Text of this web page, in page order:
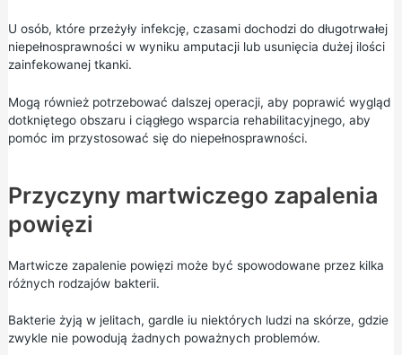
U osób, które przeżyły infekcję, czasami dochodzi do długotrwałej
niepełnosprawności w wyniku amputacji lub usunięcia dużej ilości
zainfekowanej tkanki.
Mogą również potrzebować dalszej operacji, aby poprawić wygląd
dotkniętego obszaru i ciągłego wsparcia rehabilitacyjnego, aby
pomóc im przystosować się do niepełnosprawności.
Przyczyny martwiczego zapalenia
powięzi
Martwicze zapalenie powięzi może być spowodowane przez kilka
różnych rodzajów bakterii.
Bakterie żyją w jelitach, gardle iu niektórych ludzi na skórze, gdzie
zwykle nie powodują żadnych poważnych problemów.